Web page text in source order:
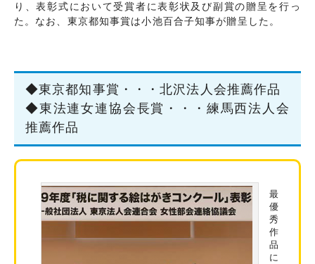
り、表彰式において受賞者に表彰状及び副賞の贈呈を行っ
た。なお、東京都知事賞は小池百合子知事が贈呈した。
◆東京都知事賞・・・北沢法人会推薦作品
◆東法連女連協会長賞・・・練馬西法人会
推薦作品
最
優
秀
作
品
に